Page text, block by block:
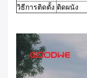
วิธีการติดตั้ง ติดผนัง